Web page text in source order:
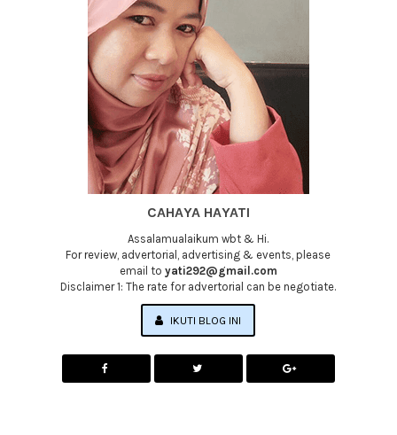
CAHAYA HAYATI
Assalamualaikum wbt & Hi.
For review, advertorial, advertising & events, please
email to yati292@gmail.com
Disclaimer 1: The rate for advertorial can be negotiate.
IKUTI BLOG INI